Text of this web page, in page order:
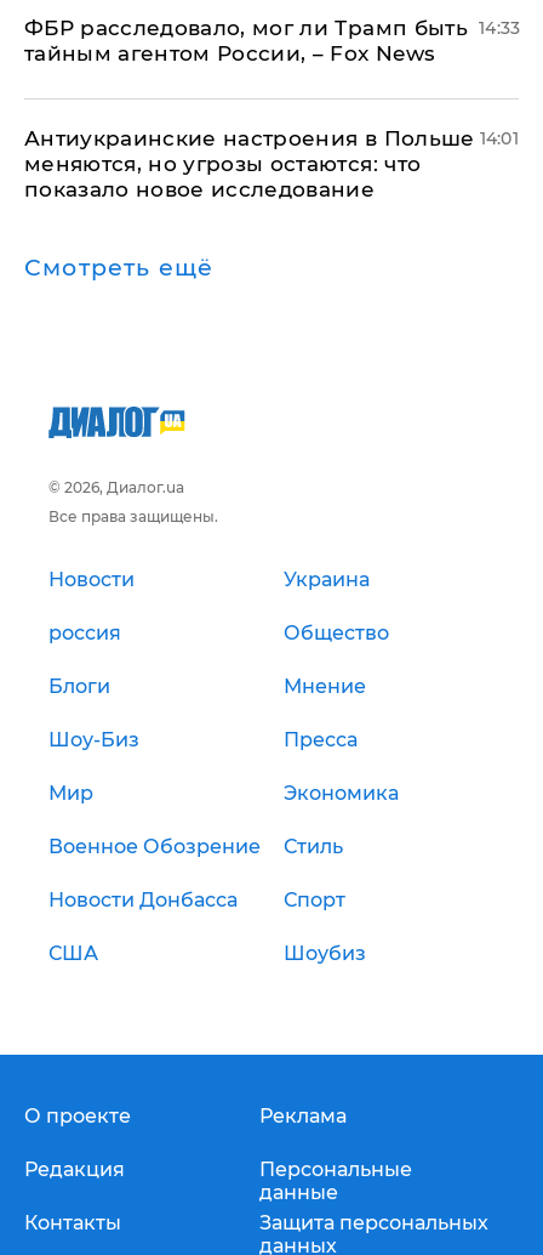
ФБР расследовало, мог ли Трамп быть
тайным агентом России, – Fox News
14:33
Антиукраинские настроения в Польше
меняются, но угрозы остаются: что
показало новое исследование
14:01
Смотреть ещё
© 2026, Диалог.ua
Все права защищены.
Новости Украина
россия Общество
Блоги Мнение
Шоу-Биз Пресса
Мир Экономика
Военное Обозрение Стиль
Новости Донбасса Спорт
США Шоубиз
О проекте
Редакция
Контакты
Реклама
Персональные
данные
Защита персональных
данных